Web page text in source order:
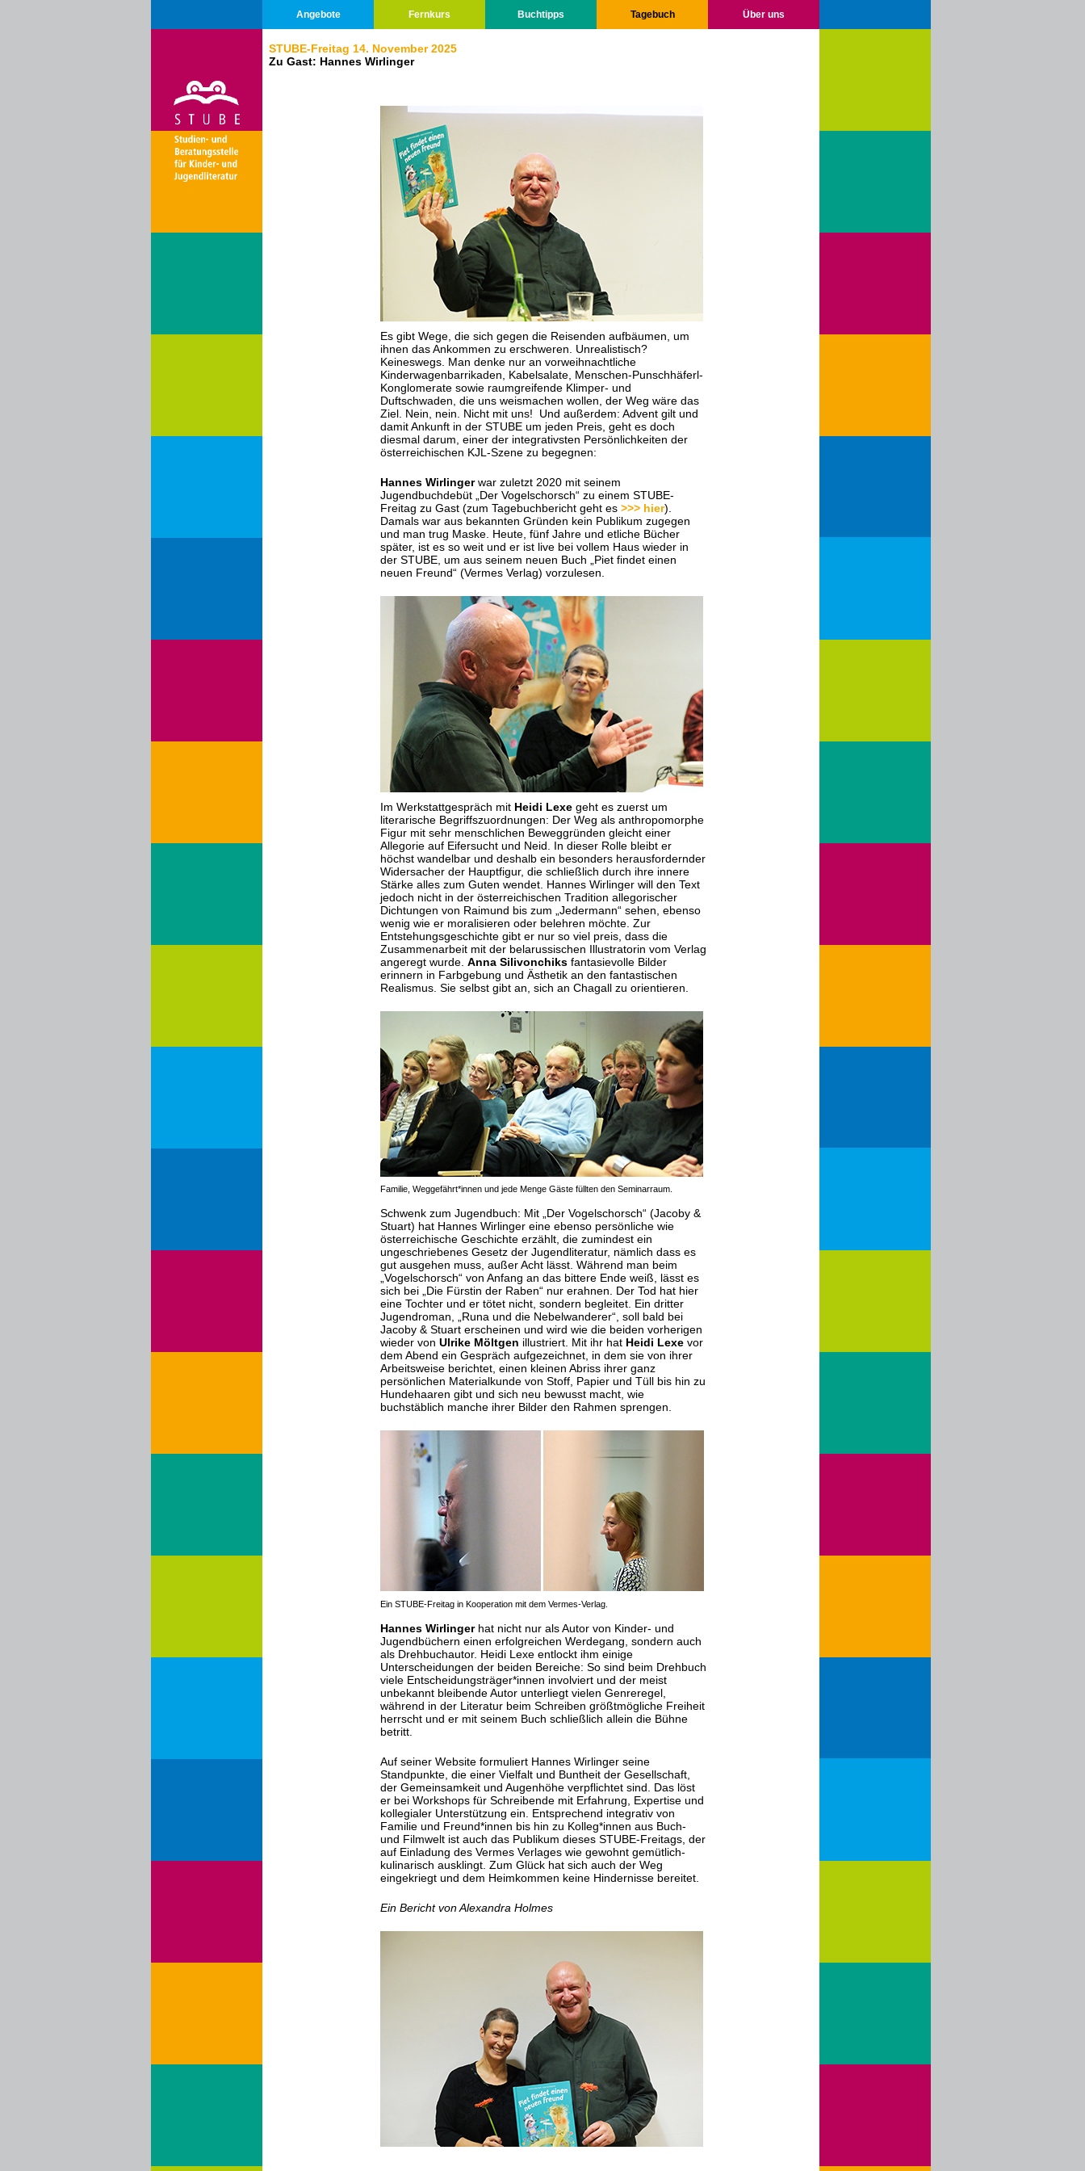
Angebote Fernkurs Buchtipps Tagebuch Über uns
STUBE-Freitag 14. November 2025
Zu Gast: Hannes Wirlinger
Es gibt Wege, die sich gegen die Reisenden aufbäumen, um
ihnen das Ankommen zu erschweren. Unrealistisch?
Keineswegs. Man denke nur an vorweihnachtliche
Kinderwagenbarrikaden, Kabelsalate, Menschen-Punschhäferl-
Konglomerate sowie raumgreifende Klimper- und
Duftschwaden, die uns weismachen wollen, der Weg wäre das
Ziel. Nein, nein. Nicht mit uns! Und außerdem: Advent gilt und
damit Ankunft in der STUBE um jeden Preis, geht es doch
diesmal darum, einer der integrativsten Persönlichkeiten der
österreichischen KJL-Szene zu begegnen:
Hannes Wirlingerwar zuletzt 2020 mit seinem
Jugendbuchdebüt „Der Vogelschorsch“ zu einem STUBE-
Freitag zu Gast (zum Tagebuchbericht geht es >>> hier).
Damals war aus bekannten Gründen kein Publikum zugegen
und man trug Maske. Heute, fünf Jahre und etliche Bücher
später, ist es so weit und er ist live bei vollem Haus wieder in
der STUBE, um aus seinem neuen Buch „Piet findet einen
neuen Freund“ (Vermes Verlag) vorzulesen.
Im Werkstattgespräch mit Heidi Lexe geht es zuerst um
literarische Begriffszuordnungen: Der Weg als anthropomorphe
Figur mit sehr menschlichen Beweggründen gleicht einer
Allegorie auf Eifersucht und Neid. In dieser Rolle bleibt er
höchst wandelbar und deshalb ein besonders herausfordernder
Widersacher der Hauptfigur, die schließlich durch ihre innere
Stärke alles zum Guten wendet. Hannes Wirlinger will den Text
jedoch nicht in der österreichischen Tradition allegorischer
Dichtungen von Raimund bis zum „Jedermann“ sehen, ebenso
wenig wie er moralisieren oder belehren möchte. Zur
Entstehungsgeschichte gibt er nur so viel preis, dass die
Zusammenarbeit mit der belarussischen Illustratorin vom Verlag
angeregt wurde. Anna Silivonchiks fantasievolle Bilder
erinnern in Farbgebung und Ästhetik an den fantastischen
Realismus. Sie selbst gibt an, sich an Chagall zu orientieren.
Familie, Weggefährt*innen und jede Menge Gäste füllten den Seminarraum.
Schwenk zum Jugendbuch: Mit „Der Vogelschorsch“ (Jacoby &
Stuart) hat Hannes Wirlinger eine ebenso persönliche wie
österreichische Geschichte erzählt, die zumindest ein
ungeschriebenes Gesetz der Jugendliteratur, nämlich dass es
gut ausgehen muss, außer Acht lässt. Während man beim
„Vogelschorsch“ von Anfang an das bittere Ende weiß, lässt es
sich bei „Die Fürstin der Raben“ nur erahnen. Der Tod hat hier
eine Tochter und er tötet nicht, sondern begleitet. Ein dritter
Jugendroman, „Runa und die Nebelwanderer“, soll bald bei
Jacoby & Stuart erscheinen und wird wie die beiden vorherigen
wieder von Ulrike Möltgen illustriert. Mit ihr hat Heidi Lexe vor
dem Abend ein Gespräch aufgezeichnet, in dem sie von ihrer
Arbeitsweise berichtet, einen kleinen Abriss ihrer ganz
persönlichen Materialkunde von Stoff, Papier und Tüll bis hin zu
Hundehaaren gibt und sich neu bewusst macht, wie
buchstäblich manche ihrer Bilder den Rahmen sprengen.
Ein STUBE-Freitag in Kooperation mit dem Vermes-Verlag.
Hannes Wirlingerhat nicht nur als Autor von Kinder- und
Jugendbüchern einen erfolgreichen Werdegang, sondern auch
als Drehbuchautor. Heidi Lexe entlockt ihm einige
Unterscheidungen der beiden Bereiche: So sind beim Drehbuch
viele Entscheidungsträger*innen involviert und der meist
unbekannt bleibende Autor unterliegt vielen Genreregel,
während in der Literatur beim Schreiben größtmögliche Freiheit
herrscht und er mit seinem Buch schließlich allein die Bühne
betritt.
Auf seiner Website formuliert Hannes Wirlinger seine
Standpunkte, die einer Vielfalt und Buntheit der Gesellschaft,
der Gemeinsamkeit und Augenhöhe verpflichtet sind. Das löst
er bei Workshops für Schreibende mit Erfahrung, Expertise und
kollegialer Unterstützung ein. Entsprechend integrativ von
Familie und Freund*innen bis hin zu Kolleg*innen aus Buch-
und Filmwelt ist auch das Publikum dieses STUBE-Freitags, der
auf Einladung des Vermes Verlages wie gewohnt gemütlich-
kulinarisch ausklingt. Zum Glück hat sich auch der Weg
eingekriegt und dem Heimkommen keine Hindernisse bereitet.
Ein Bericht von Alexandra Holmes